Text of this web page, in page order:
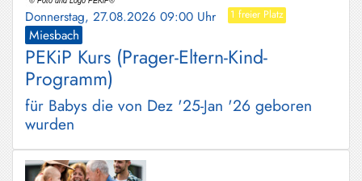
Donnerstag, 27.08.2026 09:00 Uhr 1 freier Platz
Miesbach
PEKiP Kurs (Prager-Eltern-Kind-
Programm)
für Babys die von Dez '25-Jan '26 geboren
wurden